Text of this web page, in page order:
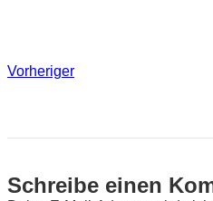
Vorheriger
Schreibe einen